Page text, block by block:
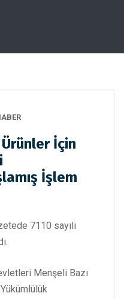
İçin
İşlem
7110 sayılı
Menşeli Bazı